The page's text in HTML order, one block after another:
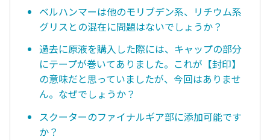
ベルハンマーは他のモリブデン系、リチウム系
グリスとの混在に問題はないでしょうか？
過去に原液を購入した際には、キャップの部分
にテープが巻いてありました。これが【封印】
の意味だと思っていましたが、今回はありませ
ん。なぜでしょうか？
スクーターのファイナルギア部に添加可能です
か？